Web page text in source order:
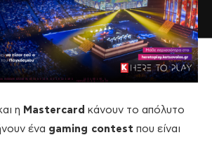
η Mastercard κάνουν το απόλυτο
ένα gaming contest που είναι